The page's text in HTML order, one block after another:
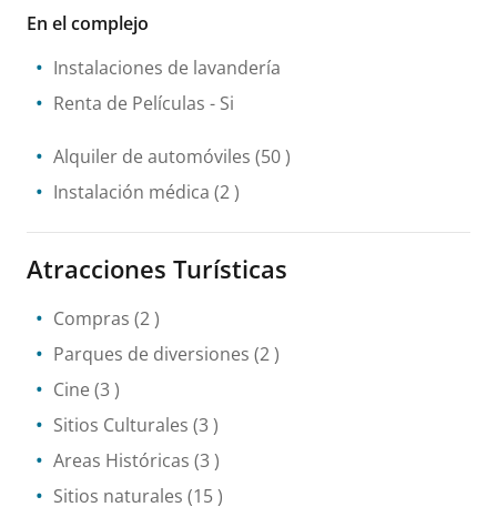
En el complejo
Instalaciones de lavandería
Renta de Películas - Si
Alquiler de automóviles (50 )
Instalación médica (2 )
Atracciones Turísticas
Compras (2 )
Parques de diversiones (2 )
Cine (3 )
Sitios Culturales (3 )
Areas Históricas (3 )
Sitios naturales (15 )